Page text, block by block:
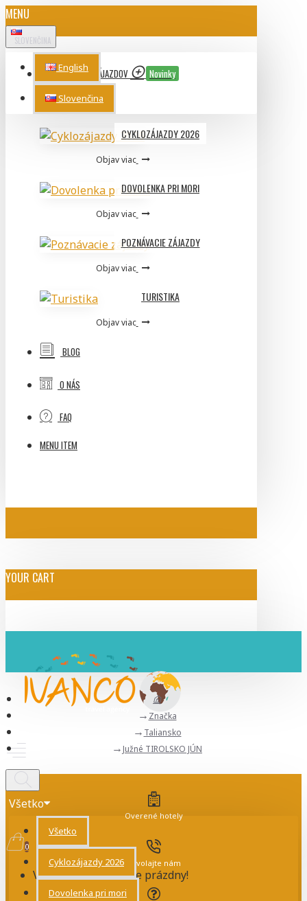
MENU
SLOVENČINA
English
Slovenčina
PONUKA ZÁJAZDOV Novinky
TOP CATEGORIES
CYKLOZÁJAZDY 2026
Objav viac
DOVOLENKA PRI MORI
Objav viac
POZNÁVACIE ZÁJAZDY
Objav viac
TURISTIKA
Objav viac
BLOG
O NÁS
FAQ
MENU ITEM
YOUR CART
Všetko
Všetko
Cyklozájazdy 2026
Dovolenka pri mori
0
Váš nákupný košík je prázdny!
Značka
Taliansko
Južné TIROLSKO JÚN
Overené hotely
Zavolajte nám